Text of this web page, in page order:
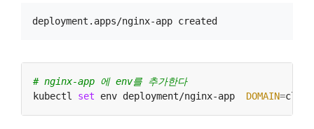
# nginx-app 에 env를 추가한다
kubectl set env deployment/nginx-app DOMAIN=